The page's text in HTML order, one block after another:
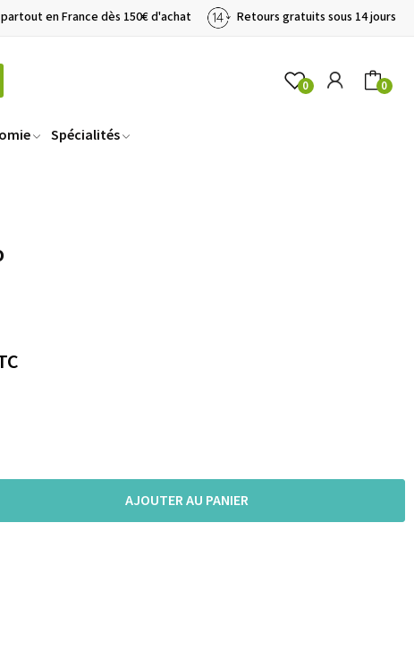
en France dès 150€ d'achat Retours gratuits sous 14 jours
0 0
Spécialités
AJOUTER AU PANIER